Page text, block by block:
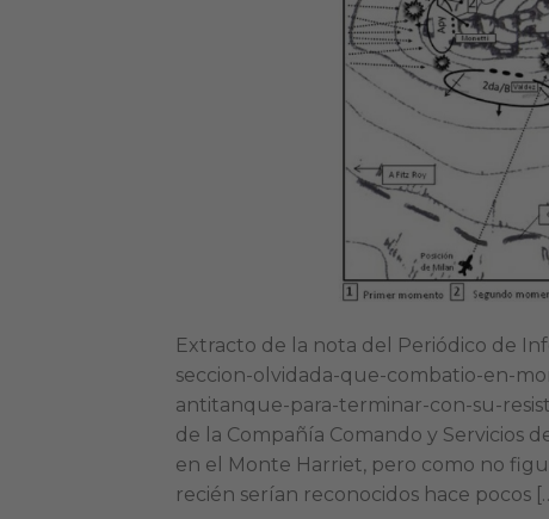
Extracto de la nota del Periódico de
seccion-olvidada-que-combatio-en-
antitanque-para-terminar-con-su-
de la Compañía Comando y Servicios
en el Monte Harriet, pero como no
recién serían reconocidos hace pocos